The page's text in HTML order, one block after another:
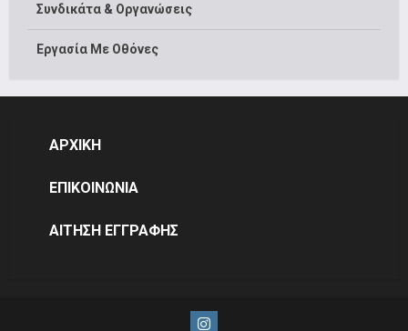
Συνδικάτα & Οργανώσεις
Εργασία Με Οθόνες
ΑΡΧΙΚΗ
ΕΠΙΚΟΙΝΩΝΙΑ
ΑΙΤΗΣΗ ΕΓΓΡΑΦΗΣ
Instagram